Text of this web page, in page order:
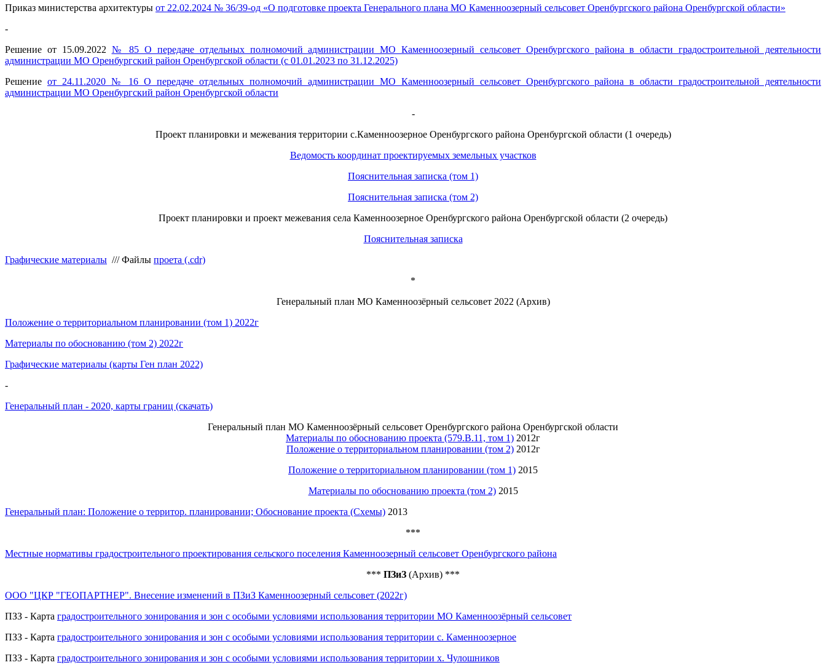
Приказ министерства архитектуры от 22.02.2024 № 36/39-од «О подготовке проекта Генерального плана МО Каменноозерный сельсовет Оренбургского района Оренбургской области»
-
Решение от 15.09.2022 № 85 О передаче отдельных полномочий администрации МО Каменноозерный сельсовет Оренбургского района в области градостроительной деятельности
администрации МО Оренбургский район Оренбургской области (с 01.01.2023 по 31.12.2025)
Решение от 24.11.2020 № 16 О передаче отдельных полномочий администрации МО Каменноозерный сельсовет Оренбургского района в области градостроительной деятельности
администрации МО Оренбургский район Оренбургской области
-
Проект планировки и межевания территории с.Каменноозерное Оренбургского района Оренбургской области (1 очередь)
Ведомость координат проектируемых земельных участков
Пояснительная записка (том 1)
Пояснительная записка (том 2)
Проект планировки и проект межевания села Каменноозерное Оренбургского района Оренбургской области (2 очередь)
Пояснительная записка
Графические материалы /// Файлы проета (.cdr)
*
Генеральный план МО Каменноозёрный сельсовет 2022 (Архив)
Положение о территориальном планировании (том 1) 2022г
Материалы по обоснованию (том 2) 2022г
Графические материалы (карты Ген план 2022)
-
Генеральный план - 2020, карты границ (скачать)
Генеральный план МО Каменноозёрный сельсовет Оренбургского района Оренбургской области
Материалы по обоснованию проекта (579.В.11, том 1) 2012г
Положение о территориальном планировании (том 2)2012г
Положение о территориальном планировании (том 1) 2015
Материалы по обоснованию проекта (том 2)2015
Генеральный план: Положение о территор. планировании; Обоснование проекта (Схемы) 2013
***
Местные нормативы градостроительного проектирования сельского поселения Каменноозерный сельсовет Оренбургского района
*** ПЗиЗ (Архив) ***
ООО "ЦКР "ГЕОПАРТНЕР". Внесение изменений в ПЗиЗ Каменноозерный сельсовет (2022г)
ПЗЗ - Карта градостроительного зонирования и зон с особыми условиями использования территории МО Каменноозёрный сельсовет
ПЗЗ - Карта градостроительного зонирования и зон с особыми условиями использования территории с. Каменноозерное
ПЗЗ - Карта градостроительного зонирования и зон с особыми условиями использования территории х. Чулошников